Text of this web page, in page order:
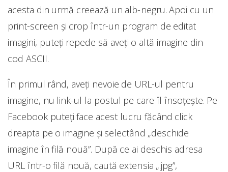
acesta din urmă creează un alb-negru. Apoi cu un
print-screen și crop într-un program de editat
imagini, puteți repede să aveți o altă imagine din
cod ASCII.
În primul rând, aveți nevoie de URL-ul pentru
imagine, nu link-ul la postul pe care îl însoțește. Pe
Facebook puteți face acest lucru făcând click
dreapta pe o imagine și selectând „deschide
imagine în filă nouă”. După ce ai deschis adresa
URL într-o filă nouă, caută extensia „.jpg”,